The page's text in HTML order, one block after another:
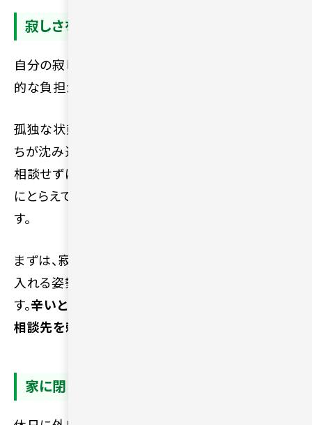
寂しさを我慢して一人で抱え込む
自分の寂しい感情を否定して我慢を続けると、精神
的な負担が大きくなりやすいです。
孤独な状態を一人で抱え込み続けるせいで、気持
ちが沈み込んで元気を失う原因になります。誰にも
相談せずに悩みを隠していると、物事をネガティブ
にとらえて視野が狭くなる場合があるため危険で
す。
まずは、寂しさを覚える現状の気持ちを素直に受け
入れる姿勢が、状況を改善させる第一歩となりま
す。辛いときは無理をせず、周囲の人や信頼できる
相談先を頼る意識を常にもちましょう。
家に閉じこもり人との接点を減らす